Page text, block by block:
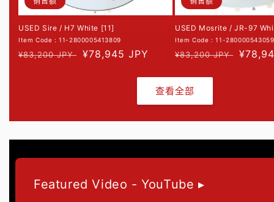
USED Sire / H7 White [11]
Item Code : 11-2800005413809
常
¥83,200 JPY
促
¥78,945 JPY
USED Mosrite / JR-97
Item Code : 11-
常
价
格
¥83,200 JPY
促
查看全部
Featured Video - YouTube ▸